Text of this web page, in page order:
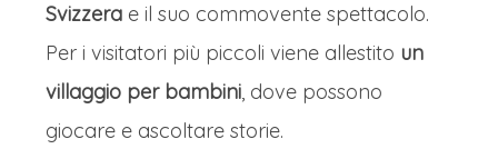
Svizzera e il suo commovente spettacolo.
Per i visitatori più piccoli viene allestito un
villaggio per bambini, dove possono
giocare e ascoltare storie.